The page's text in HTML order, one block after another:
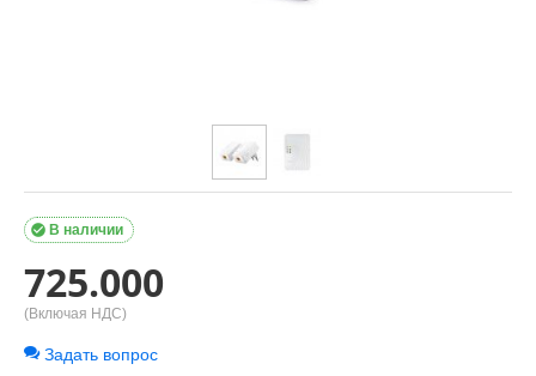
В наличии

725.000
(Включая НДС)
Задать вопрос